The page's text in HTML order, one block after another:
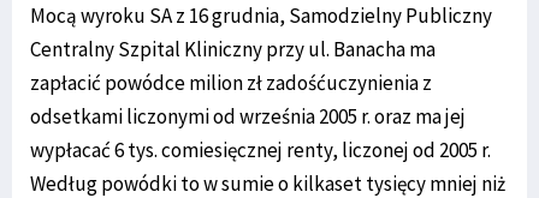
Mocą wyroku SA z 16 grudnia, Samodzielny Publiczny
Centralny Szpital Kliniczny przy ul. Banacha ma
zapłacić powódce milion zł zadośćuczynienia z
odsetkami liczonymi od września 2005 r. oraz ma jej
wypłacać 6 tys. comiesięcznej renty, liczonej od 2005 r.
Według powódki to w sumie o kilkaset tysięcy mniej niż